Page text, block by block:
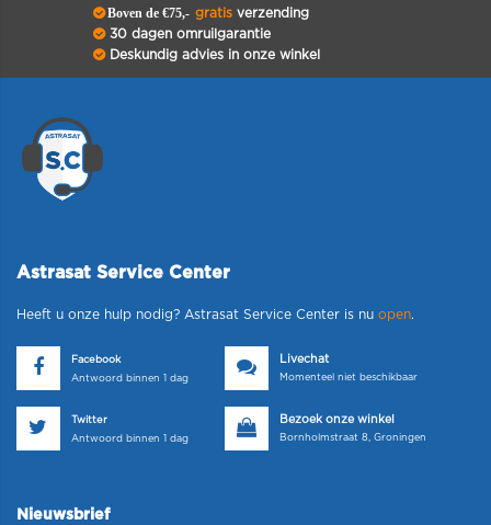
Boven de €75,- gratisverzending
30 dagen omruilgarantie
Deskundig advies in onze winkel
Astrasat Service Center
Heeft u onze hulp nodig? Astrasat Service Center is nu open.
Facebook
Antwoord binnen 1 dag
Livechat
Momenteel niet beschikbaar
Twitter
Antwoord binnen 1 dag
Bezoek onze winkel
Bornholmstraat 8, Groningen
Nieuwsbrief